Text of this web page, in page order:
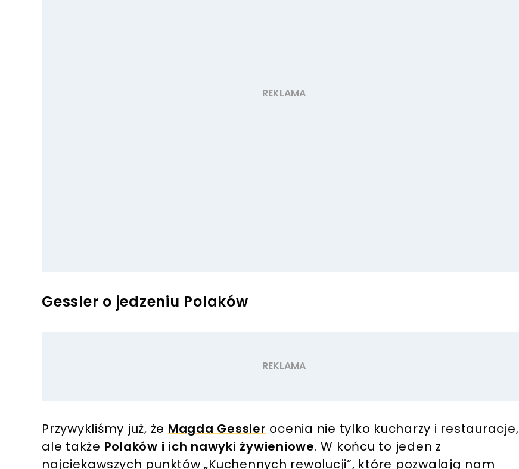
Gessler o jedzeniu Polaków
Przywykliśmy już, że Magda Gessler ocenia nie tylko kucharzy i restauracje,
ale także Polaków i ich nawyki żywieniowe. W końcu to jeden z
najciekawszych punktów „Kuchennych rewolucji”, które pozwalają nam